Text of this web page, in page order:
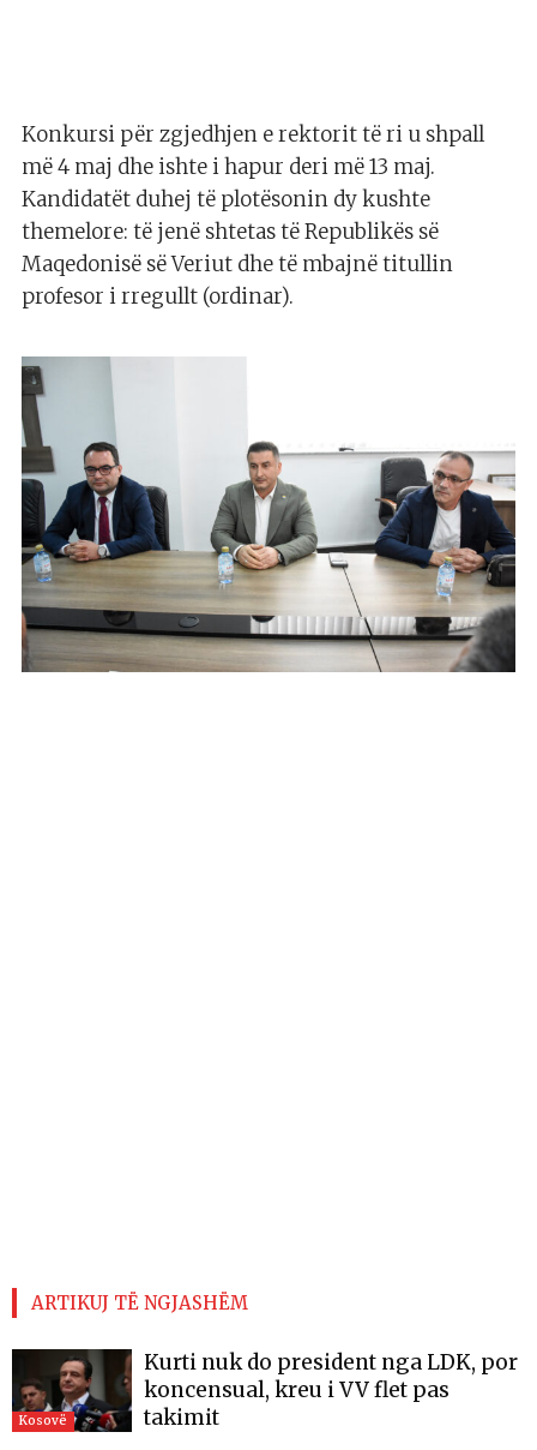
Konkursi për zgjedhjen e rektorit të ri u shpall
më 4 maj dhe ishte i hapur deri më 13 maj.
Kandidatët duhej të plotësonin dy kushte
themelore: të jenë shtetas të Republikës së
Maqedonisë së Veriut dhe të mbajnë titullin
profesor i rregullt (ordinar).
ARTIKUJ TË NGJASHËM
Kosovë
Kurti nuk do president nga LDK, por
koncensual, kreu i VV flet pas
takimit